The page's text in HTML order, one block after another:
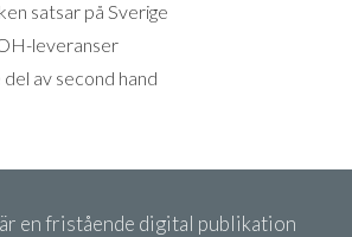
satsar på Sverige
leveranser
av second hand
en fristående digital publikation